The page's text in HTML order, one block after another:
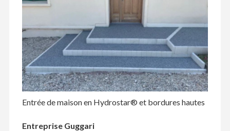
Entrée de maison en Hydrostar® et bordures hautes
Entreprise Guggari